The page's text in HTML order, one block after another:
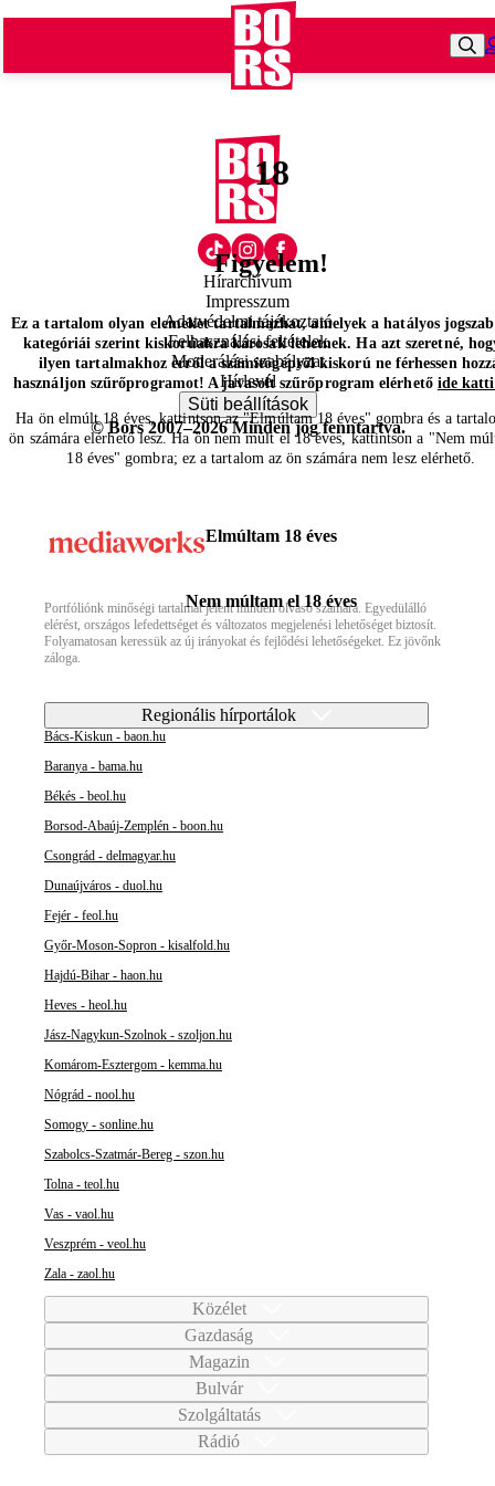
18
Figyelem!
Ez a tartalom olyan elemeket tartalmazhat, amelyek a hatályos
kategóriái szerint kiskorúakra károsak lehetnek. Ha azt szeretné,
ilyen tartalmakhoz erről a számítógépről kiskorú ne férhessen
használjon szűrőprogramot! A javasolt szűrőprogram elérhető ide
Ha ön elmúlt 18 éves, kattintson az "Elmúltam 18 éves" gombra és a
ön számára elérhető lesz. Ha ön nem múlt el 18 éves, kattintson a "Nem
18 éves" gombra; ez a tartalom az ön számára nem lesz elérhető.
Elmúltam 18 éves
Nem múltam el 18 éves
Hírarchívum
Impresszum
Adatvédelmi tájékoztató
Felhasználási feltételek
Moderálási szabályzat
Hírlevél
Süti beállítások
© Bors 2007–2026 Minden jog fenntartva.
Portfóliónk minőségi tartalmat jelent minden olvasó számára. Egyedülálló
elérést, országos lefedettséget és változatos megjelenési lehetőséget biztosít.
Folyamatosan keressük az új irányokat és fejlődési lehetőségeket. Ez jövőnk
záloga.
Regionális hírportálok
Bács-Kiskun - baon.hu
Baranya - bama.hu
Békés - beol.hu
Borsod-Abaúj-Zemplén - boon.hu
Csongrád - delmagyar.hu
Dunaújváros - duol.hu
Fejér - feol.hu
Győr-Moson-Sopron - kisalfold.hu
Hajdú-Bihar - haon.hu
Heves - heol.hu
Jász-Nagykun-Szolnok - szoljon.hu
Komárom-Esztergom - kemma.hu
Nógrád - nool.hu
Somogy - sonline.hu
Szabolcs-Szatmár-Bereg - szon.hu
Tolna - teol.hu
Vas - vaol.hu
Veszprém - veol.hu
Zala - zaol.hu
Közélet
Gazdaság
Magazin
Bulvár
Szolgáltatás
Rádió